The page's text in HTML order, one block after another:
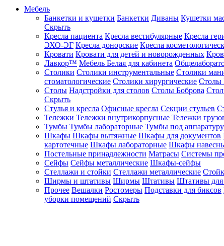
Мебель
Банкетки и кушетки Банкетки Диваны Кушетки
Скрыть
Кресла пациента Кресла вестибулярные Кресла
ЭХО-ЭГ Кресла донорские Кресла
Кровати Кровати для детей и новорожденных
Лавкор™ Мебель Белая для кабинета
Столики Столики инструментальные Столики
стоматологические Столики хирургические Столы
Столы Надстройки для столов Столы Боброва
Скрыть
Стулья и кресла Офисные кресла Секции стульев
Тележки Тележки внутрикорпусные Тележки
Тумбы Тумбы лабораторные Тумбы под аппаратуру
Шкафы Шкафы вытяжные Шкафы для документов
картотечные Шкафы лабораторные Шкафы
Постельные принадлежности Матрасы Системы
Сейфы Сейфы металлические Шкафы-сейфы
Стеллажи и стойки Стеллажи металлические
Ширмы и штативы Ширмы Штативы Штативы для
Прочее Вешалки Ростомеры Подставки для биксов
уборки помещений Скрыть